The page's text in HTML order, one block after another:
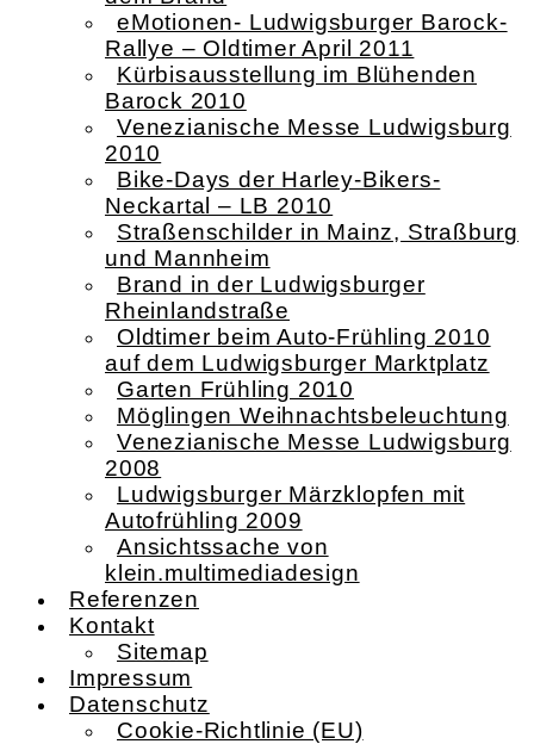
eMotionen- Ludwigsburger Barock-
Rallye – Oldtimer April 2011
Kürbisausstellung im Blühenden
Barock 2010
Venezianische Messe Ludwigsburg
2010
Bike-Days der Harley-Bikers-
Neckartal – LB 2010
Straßenschilder in Mainz, Straßburg
und Mannheim
Brand in der Ludwigsburger
Rheinlandstraße
Oldtimer beim Auto-Frühling 2010
auf dem Ludwigsburger Marktplatz
Garten Frühling 2010
Möglingen Weihnachtsbeleuchtung
Venezianische Messe Ludwigsburg
2008
Ludwigsburger Märzklopfen mit
Autofrühling 2009
Ansichtssache von
klein.multimediadesign
Referenzen
Kontakt
Sitemap
Impressum
Datenschutz
Cookie-Richtlinie (EU)